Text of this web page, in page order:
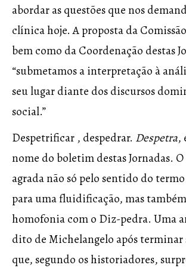
abordar as questões que nos
clínica hoje. A proposta da
bem como da Coordenação destas
“submetamos a interpretação à
seu lugar diante dos discursos
social.”
Despetrificar , despedrar. Despetra,
nome do boletim destas Jornadas.
agrada não só pelo sentido do
para uma fluidificação, mas
homofonia com o Diz-pedra. Uma
dito de Michelangelo após terminar
que, segundo os historiadores,